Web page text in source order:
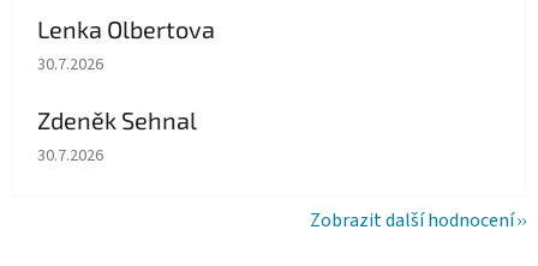
Lenka Olbertova
Hodnocení obchodu je 5 z 5 hvězdiček.
30.7.2026
Zdeněk Sehnal
Hodnocení obchodu je 5 z 5 hvězdiček.
30.7.2026
Zobrazit další hodnocení